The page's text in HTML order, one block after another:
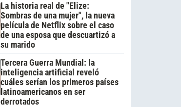
La historia real de "Elize:
Sombras de una mujer", la nueva
película de Netflix sobre el caso
de una esposa que descuartizó a
su marido
Tercera Guerra Mundial: la
inteligencia artificial reveló
cuáles serían los primeros países
latinoamericanos en ser
derrotados